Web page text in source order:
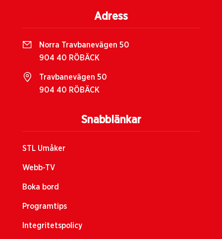
Snabblänkar
STL Umåker
Webb-TV
Boka bord
Programtips
Integritetspolicy
Adress
Norra Travbanevägen 50
904 40 RÖBÄCK
Travbanevägen 50
904 40 RÖBÄCK